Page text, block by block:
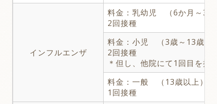
インフルエンザ
料金：乳幼児 （6か月～3
2回接種
料金：小児 （3歳～13歳未
2回接種
＊但し、他院にて1回目を
料金：一般 （13歳以上） 1
1回接種